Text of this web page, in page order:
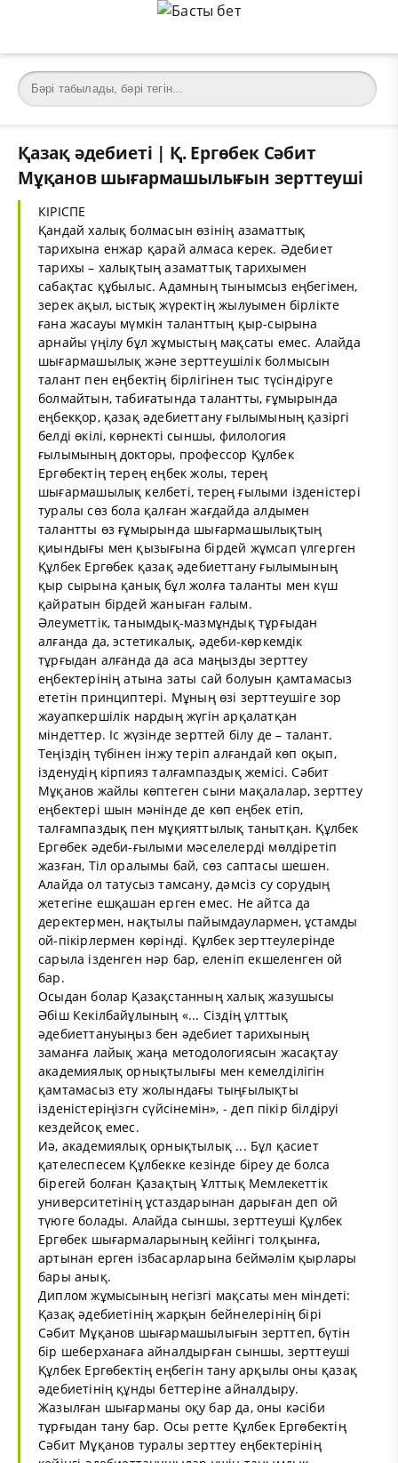
Қазақ әдебиеті | Қ. Ергөбек Сәбит
Мұқанов шығармашылығын зерттеуші
КІРІСПЕ
Қандай халық болмасын өзінің азаматтық
тарихына енжар қарай алмаса керек. Әдебиет
тарихы – халықтың азаматтық тарихымен
сабақтас құбылыс. Адамның тынымсыз еңбегімен,
зерек ақыл, ыстық жүректің жылуымен бірлікте
ғана жасауы мүмкін таланттың қыр-сырына
арнайы үңілу бұл жұмыстың мақсаты емес. Алайда
шығармашылық және зерттеушілік болмысын
талант пен еңбектің бірлігінен тыс түсіндіруге
болмайтын, табиғатында талантты, ғұмырында
еңбекқор, қазақ әдебиеттану ғылымының қазіргі
белді өкілі, көрнекті сыншы, филология
ғылымының докторы, профессор Құлбек
Ергөбектің терең еңбек жолы, терең
шығармашылық келбеті, терең ғылыми ізденістері
туралы сөз бола қалған жағдайда алдымен
талантты өз ғұмырында шығармашылықтың
қиындығы мен қызығына бірдей жұмсап үлгерген
Құлбек Ергөбек қазақ әдебиеттану ғылымының
қыр сырына қанық бұл жолға таланты мен күш
қайратын бірдей жаныған ғалым.
Әлеуметтік, танымдық-мазмұндық тұрғыдан
алғанда да, эстетикалық, әдеби-көркемдік
тұрғыдан алғанда да аса маңызды зерттеу
еңбектерінің атына заты сай болуын қамтамасыз
ететін принциптері. Мұның өзі зерттеушіге зор
жауапкершілік нардың жүгін арқалатқан
міндеттер. Іс жүзінде зерттей білу де – талант.
Теңіздің түбінен інжу теріп алғандай көп оқып,
ізденудің кірпияз талғампаздық жемісі. Сәбит
Мұқанов жайлы көптеген сыни мақалалар, зерттеу
еңбектері шын мәнінде де көп еңбек етіп,
талғампаздық пен мұқияттылық танытқан. Құлбек
Ергөбек әдеби-ғылыми мәселелерді мөлдіретіп
жазған, Тіл оралымы бай, сөз саптасы шешен.
Алайда ол татусыз тамсану, дәмсіз су сорудың
жетегіне ешқашан ерген емес. Не айтса да
деректермен, нақтылы пайымдаулармен, ұстамды
ой-пікірлермен көрінді. Құлбек зерттеулерінде
сарыла ізденген нәр бар, еленіп екшеленген ой
бар.
Осыдан болар Қазақстанның халық жазушысы
Әбіш Кекілбайұлының «... Сіздің ұлттық
әдебиеттануыңыз бен әдебиет тарихының
заманға лайық жаңа методологиясын жасақтау
академиялық орнықтылығы мен кемелділігін
қамтамасыз ету жолындағы тыңғылықты
ізденістеріңізгн сүйсінемін», - деп пікір білдіруі
кездейсоқ емес.
Иә, академиялық орнықтылық ... Бұл қасиет
қателеспесем Құлбекке кезінде біреу де болса
бірегей болған Қазақтың Ұлттық Мемлекеттік
университетінің ұстаздарынан дарыған деп ой
түюге болады. Алайда сыншы, зерттеуші Құлбек
Ергөбек шығармаларының кейінгі толқынға,
артынан ерген ізбасарларына беймәлім қырлары
бары анық.
Диплом жұмысының негізгі мақсаты мен міндеті:
Қазақ әдебиетінің жарқын бейнелерінің бірі
Сәбит Мұқанов шығармашылығын зерттеп, бүтін
бір шеберханаға айналдырған сыншы, зерттеуші
Құлбек Ергөбектің еңбегін тану арқылы оны қазақ
әдебиетінің құнды беттеріне айналдыру.
Жазылған шығарманы оқу бар да, оны кәсіби
тұрғыдан тану бар. Осы ретте Құлбек Ергөбектің
Сәбит Мұқанов туралы зерттеу еңбектерінің